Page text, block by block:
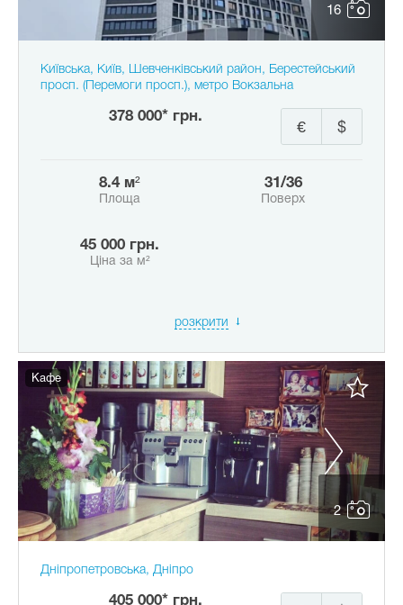
16
Київська, Київ, Шевченківський район, Берестейський
просп. (Перемоги просп.), метро Вокзальна
378 000* грн.
$
€
8.4 м²
Площа
31/36
Поверх
45 000 грн.
Ціна за м²
розкрити
2
Кафе
Дніпропетровська, Дніпро
405 000* грн.